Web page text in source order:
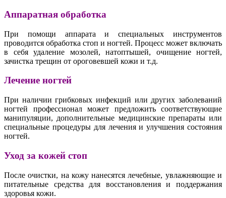
Аппаратная обработка
При помощи аппарата и специальных инструментов
проводится обработка стоп и ногтей. Процесс может включать
в себя удаление мозолей, натоптышей, очищение ногтей,
зачистка трещин от ороговевшей кожи и т.д.
Лечение ногтей
При наличии грибковых инфекций или других заболеваний
ногтей профессионал может предложить соответствующие
манипуляции, дополнительные медицинские препараты или
специальные процедуры для лечения и улучшения состояния
ногтей.
Уход за кожей стоп
После очистки, на кожу нанесятся лечебные, увлажняющие и
питательные средства для восстановления и поддержания
здоровья кожи.